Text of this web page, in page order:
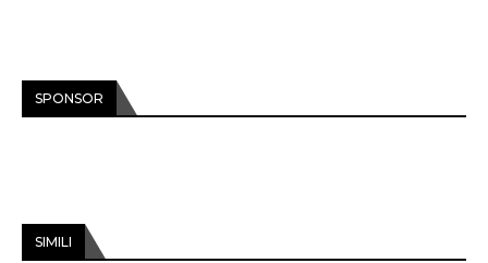
SPONSOR
SIMILI